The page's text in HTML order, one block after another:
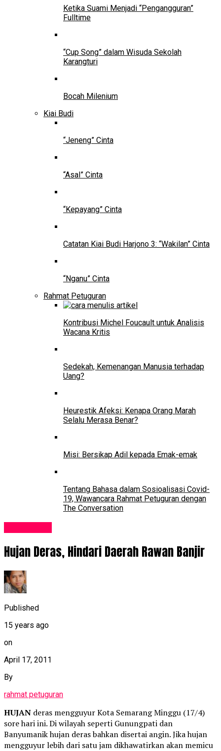
Ketika Suami Menjadi “Pengangguran”
Fulltime
“Cup Song” dalam Wisuda Sekolah
Karangturi
Bocah Milenium
Kiai Budi
“Jeneng” Cinta
“Asal” Cinta
“Kepayang” Cinta
Catatan Kiai Budi Harjono 3: “Wakilan” Cinta
“Nganu” Cinta
Rahmat Petuguran
Kontribusi Michel Foucault untuk Analisis
Wacana Kritis
Sedekah, Kemenangan Manusia terhadap
Uang?
Heurestik Afeksi: Kenapa Orang Marah
Selalu Merasa Benar?
Misi: Bersikap Adil kepada Emak-emak
Tentang Bahasa dalam Sosioalisasi Covid-
19, Wawancara Rahmat Petuguran dengan
The Conversation
Hujan Deras, Hindari Daerah Rawan Banjir
Published
15 years ago
on
April 17, 2011
By
rahmat petuguran
HUJAN deras mengguyur Kota Semarang Minggu (17/4)
sore hari ini. Di wilayah seperti Gunungpati dan
Banyumanik hujan deras bahkan disertai angin. Jika hujan
mengguyur lebih dari satu jam dikhawatirkan akan memicu